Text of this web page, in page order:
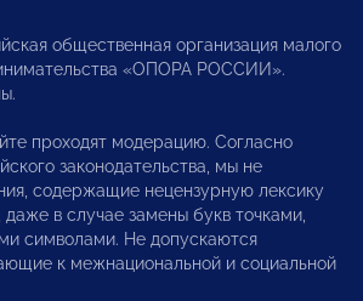
общественная организация малого
«ОПОРА РОССИИ».
проходят модерацию. Согласно
законодательства, мы не
содержащие нецензурную лексику
в случае замены букв точками,
символами. Не допускаются
к межнациональной и социальной